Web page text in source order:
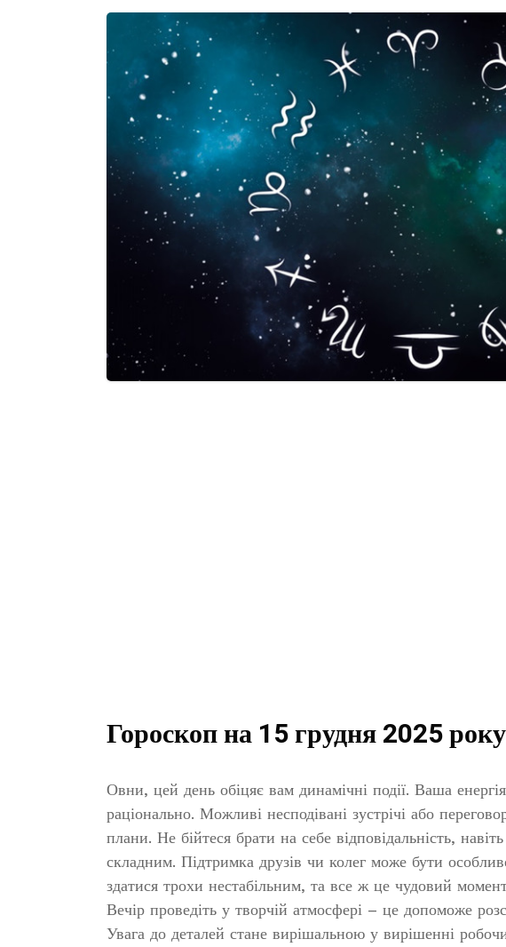
Гороскоп на 15 грудня 2025
Овни, цей день обіцяє вам динамічні події. Ваша
раціонально. Можливі несподівані зустрічі або
плани. Не бійтеся брати на себе відповідальність,
складним. Підтримка друзів чи колег може бути
здатися трохи нестабільним, та все ж це чудовий
Вечір проведіть у творчій атмосфері – це допоможе
Увага до деталей стане вирішальною у вирішенні